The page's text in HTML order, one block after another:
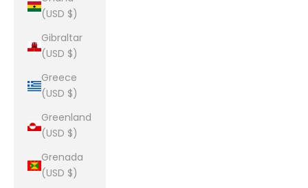
(USD $)
Gibraltar
(USD $)
Greece
(USD $)
Greenland
(USD $)
Grenada
(USD $)